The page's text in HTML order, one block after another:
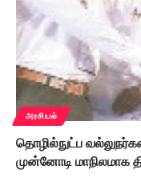
அரசியல்
தொழில்நுட்ப
முன்னோடி மாநிலமாக